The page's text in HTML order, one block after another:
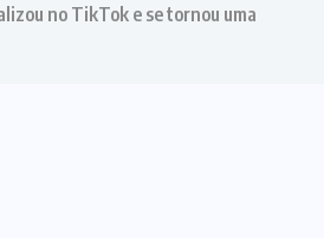
no TikTok e se tornou uma